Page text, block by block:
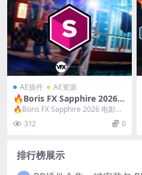
AE插件 AE资源
🔥Boris FX Sapphire 2026.5
Win Ae/Pr/Ps/OFX/达芬奇蓝
宝石插件一键安装版
🔥Boris FX Sapphire 2026 电影级
312 0
排行榜展示